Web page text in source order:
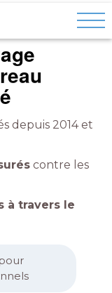
depuis 2014 et
contre les
à travers le